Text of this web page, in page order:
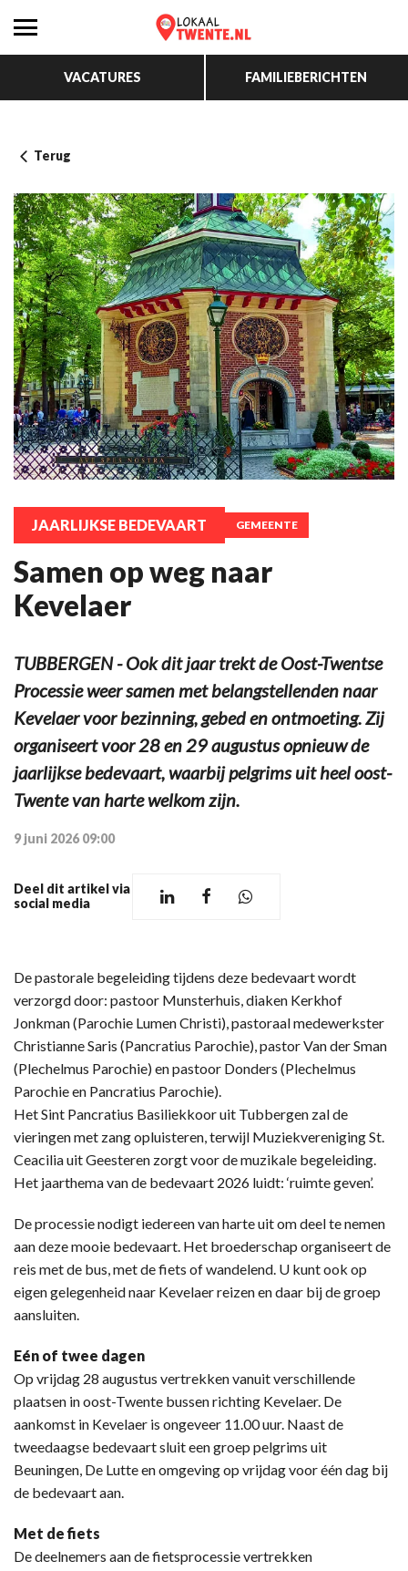
VACATURES FAMILIEBERICHTEN
Terug
JAARLIJKSE BEDEVAART GEMEENTE
Samen op weg naar
Kevelaer
TUBBERGEN - Ook dit jaar trekt de Oost-Twentse
Processie weer samen met belangstellenden naar
Kevelaer voor bezinning, gebed en ontmoeting. Zij
organiseert voor 28 en 29 augustus opnieuw de
jaarlijkse bedevaart, waarbij pelgrims uit heel oost-
Twente van harte welkom zijn.
9 juni 2026 09:00
Deel dit artikel via
social media
De pastorale begeleiding tijdens deze bedevaart wordt
verzorgd door: pastoor Munsterhuis, diaken Kerkhof
Jonkman (Parochie Lumen Christi), pastoraal medewerkster
Christianne Saris (Pancratius Parochie), pastor Van der Sman
(Plechelmus Parochie) en pastoor Donders (Plechelmus
Parochie en Pancratius Parochie).
Het Sint Pancratius Basiliekkoor uit Tubbergen zal de
vieringen met zang opluisteren, terwijl Muziekvereniging St.
Ceacilia uit Geesteren zorgt voor de muzikale begeleiding.
Het jaarthema van de bedevaart 2026 luidt: ‘ruimte geven’.
De processie nodigt iedereen van harte uit om deel te nemen
aan deze mooie bedevaart. Het broederschap organiseert de
reis met de bus, met de fiets of wandelend. U kunt ook op
eigen gelegenheid naar Kevelaer reizen en daar bij de groep
aansluiten.
Eén of twee dagen
Op vrijdag 28 augustus vertrekken vanuit verschillende
plaatsen in oost-Twente bussen richting Kevelaer. De
aankomst in Kevelaer is ongeveer 11.00 uur. Naast de
tweedaagse bedevaart sluit een groep pelgrims uit
Beuningen, De Lutte en omgeving op vrijdag voor één dag bij
de bedevaart aan.
Met de fiets
De deelnemers aan de fietsprocessie vertrekken